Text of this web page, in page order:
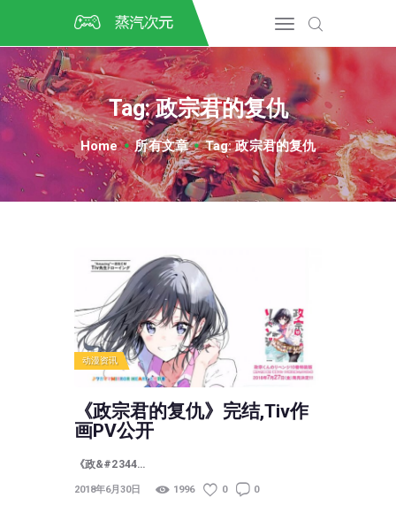
Tag: 政宗君的复仇
Home 所有文章 Tag: 政宗君的复仇
CSGO开箱
DOTA2开箱
开箱教程
CSGO/DOTA2/绝地求生第
三方开箱
COSPLAY
CSGO刀
CSGO箱子
动漫资讯
《政宗君的复仇》完结,Tiv作
画PV公开
《政&#2344…
2018年6月30日 1996 0 0